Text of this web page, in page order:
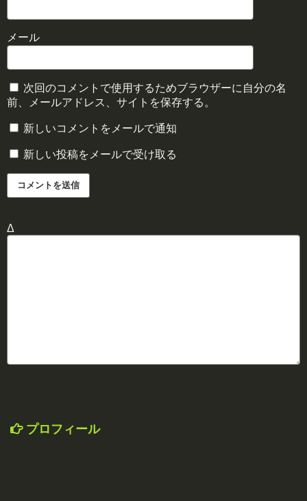
メール
次回のコメントで使用するためブラウザーに自分の名
前、メールアドレス、サイトを保存する。
新しいコメントをメールで通知
新しい投稿をメールで受け取る
Δ
プロフィール